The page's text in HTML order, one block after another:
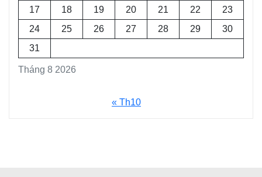
Tháng 8 2026
17
18 19 20 21 22
23
24
25 26 27 28 29
30
31
« Th10